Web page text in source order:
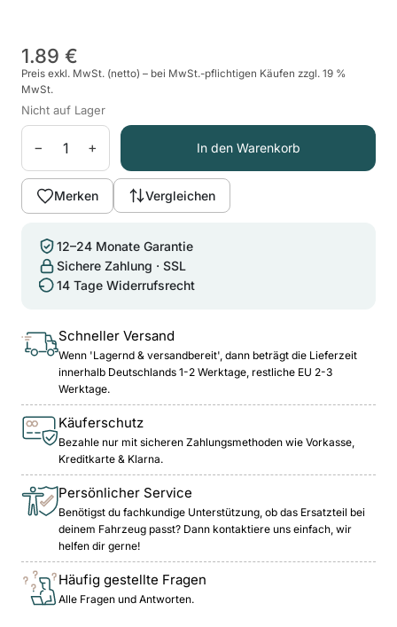
1.89 €
Preis exkl. MwSt. (netto) – bei MwSt.-pflichtigen Käufen zzgl. 19 %
MwSt.
Nicht auf Lager
− + In den Warenkorb
Merken Vergleichen
12–24 Monate Garantie
Sichere Zahlung · SSL
14 Tage Widerrufsrecht
Schneller Versand
Wenn 'Lagernd & versandbereit', dann beträgt die Lieferzeit
innerhalb Deutschlands 1-2 Werktage, restliche EU 2-3
Werktage.
Käuferschutz
Bezahle nur mit sicheren Zahlungsmethoden wie Vorkasse,
Kreditkarte & Klarna.
Persönlicher Service
Benötigst du fachkundige Unterstützung, ob das Ersatzteil bei
deinem Fahrzeug passt? Dann kontaktiere uns einfach, wir
helfen dir gerne!
Häufig gestellte Fragen
Alle Fragen und Antworten.